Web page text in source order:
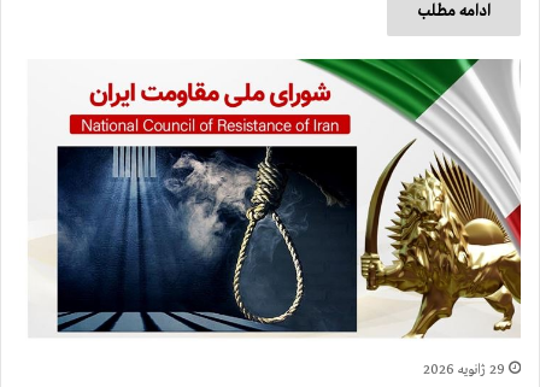
ادامه مطلب
29 ژانویه 2026